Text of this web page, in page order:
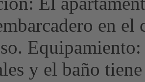
en el
y el baño